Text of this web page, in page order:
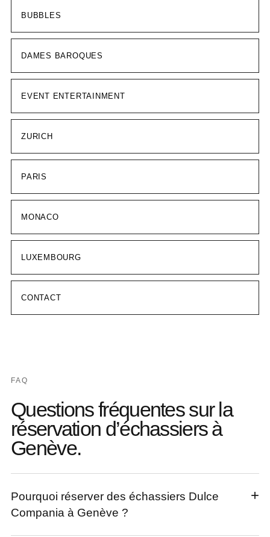
BUBBLES
DAMES BAROQUES
EVENT ENTERTAINMENT
ZURICH
PARIS
MONACO
LUXEMBOURG
CONTACT
FAQ
Questions fréquentes sur la
réservation d’échassiers à
Genève.
Pourquoi réserver des échassiers Dulce
Compania à Genève ?